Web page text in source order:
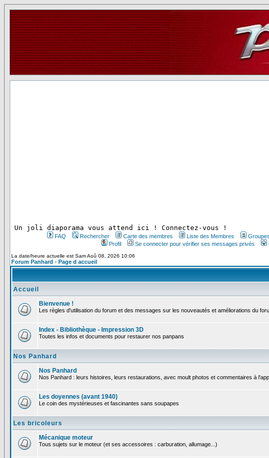
Un joli diaporama vous attend ici ! Connectez-vous !
FAQ Rechercher Carte des membres Liste des Membres
Profil
Se connecter pour vérifier ses messages privés
La date/heure actuelle est Sam Aoû 08, 2026 10:06
Forum Panhard - Page d accueil
Accueil
Bienvenue !
Les règles d'utilisation du forum et des messages sur les nouveautés et améliorations du
Index - Bibliothèque - Impression 3D
Toutes les infos et documents pour restaurer nos panpans
Nos Panhard
Nos Panhard
Nos Panhard : leurs histoires, leurs restaurations, avec moult photos et commentaires à
Les doyennes (avant 1940)
Le coin des mystérieuses et fascinantes sans soupapes
Les bricoleurs
Mécanique moteur
Tous sujets sur le moteur (et ses accessoires : carburation, allumage...)